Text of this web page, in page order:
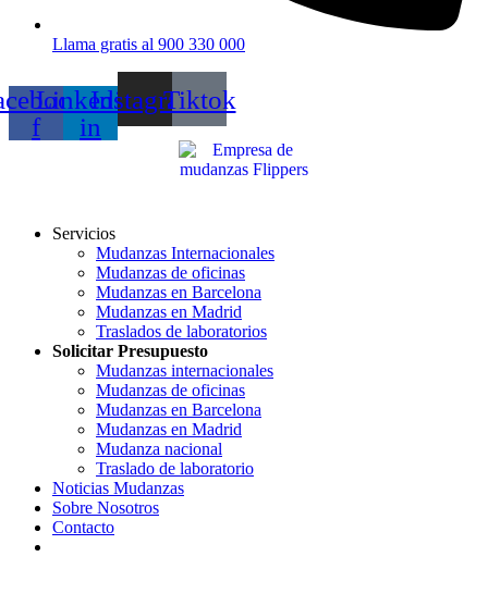
Llama gratis al 900 330 000
f
Linkedin-
in
InstagramTiktok
Servicios
Mudanzas Internacionales
Mudanzas de oficinas
Mudanzas en Barcelona
Mudanzas en Madrid
Traslados de laboratorios
Solicitar Presupuesto
Mudanzas internacionales
Mudanzas de oficinas
Mudanzas en Barcelona
Mudanzas en Madrid
Mudanza nacional
Traslado de laboratorio
Noticias Mudanzas
Sobre Nosotros
Contacto